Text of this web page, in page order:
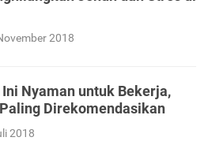
2018
Nyaman untuk Bekerja,
Direkomendasikan
2018